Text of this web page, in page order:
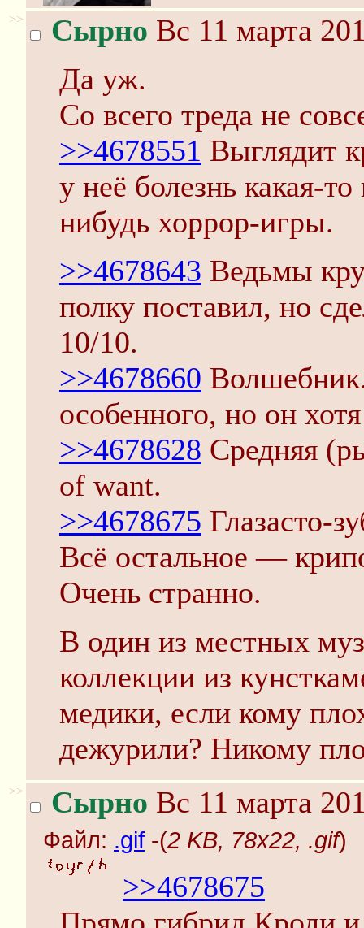
>> Сырно Вс 11 марта
Да уж.
Со всего треда не
>>4678551 Выглядит
у неё болезнь какая-
нибудь хоррор-игры.
>>4678643 Ведьмы
полку поставил, но
10/10.
>>4678660
особенного, но он
>>4678628 Средняя
of want.
>>4678675 Глазасто-
Всё остальное —
Очень странно.
В один из местных
коллекции из
медики, если кому
дежурили? Никому
>> Сырно Вс 11 марта
Файл: .gif -(2 KB, 78x22, .gif)
>>4678675